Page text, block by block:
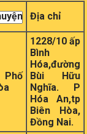
Địa chỉ
Phố
1228/10 ấp
Bình
Hóa,đường
Bùi Hữu
Nghĩa. P
Hóa An,tp
Biên Hòa,
Đồng Nai.